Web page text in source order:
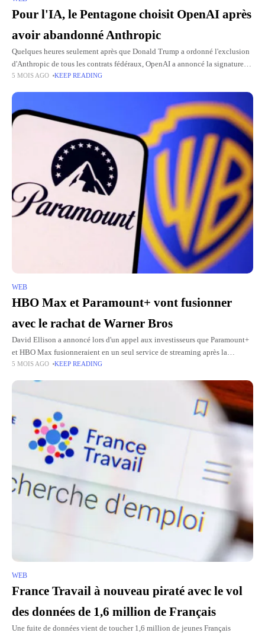
Pour l'IA, le Pentagone choisit OpenAI après
avoir abandonné Anthropic
Quelques heures seulement après que Donald Trump a ordonné l'exclusion
d'Anthropic de tous les contrats fédéraux, OpenAI a annoncé la signature
d'un accord avec le Pentagone, notamment le ministère américain
5 MOIS AGO KEEP READING
WEB
HBO Max et Paramount+ vont fusionner
avec le rachat de Warner Bros
David Ellison a annoncé lors d'un appel aux investisseurs que Paramount+
et HBO Max fusionneraient en un seul service de streaming après la
finalisation de l'achat de Warner Bros. Discovery
5 MOIS AGO KEEP READING
WEB
France Travail à nouveau piraté avec le vol
des données de 1,6 million de Français
Une fuite de données vient de toucher 1,6 million de jeunes Français